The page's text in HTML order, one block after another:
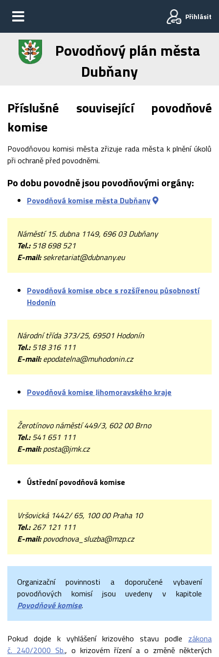
Přihlásit
Povodňový plán města
Dubňany
Příslušné související povodňové
komise
Povodňovou komisi města zřizuje rada města k plnění úkolů
při ochraně před povodněmi.
Po dobu povodně jsou povodňovými orgány:
Povodňová komise města Dubňany
Náměstí 15. dubna 1149, 696 03 Dubňany
Tel.:518 698 521
E-mail:sekretariat@dubnany.eu
Povodňová komise obce s rozšířenou působností
Hodonín
Národní třída 373/25, 69501 Hodonín
Tel.:518 316 111
E-mail:epodatelna@muhodonin.cz
Povodňová komise Jihomoravského kraje
Žerotínovo náměstí 449/3, 602 00 Brno
Tel.:541 651 111
E-mail:posta@jmk.cz
Ústřední povodňová komise
Vršovická 1442/ 65, 100 00 Praha 10
Tel.:267 121 111
E-mail:povodnova_sluzba@mzp.cz
Organizační povinnosti a doporučené vybavení
povodňových komisí jsou uvedeny v kapitole
Povodňové komise.
Pokud dojde k vyhlášení krizového stavu podle zákona
č. 240/2000 Sb., o krizovém řízení a o změně některých